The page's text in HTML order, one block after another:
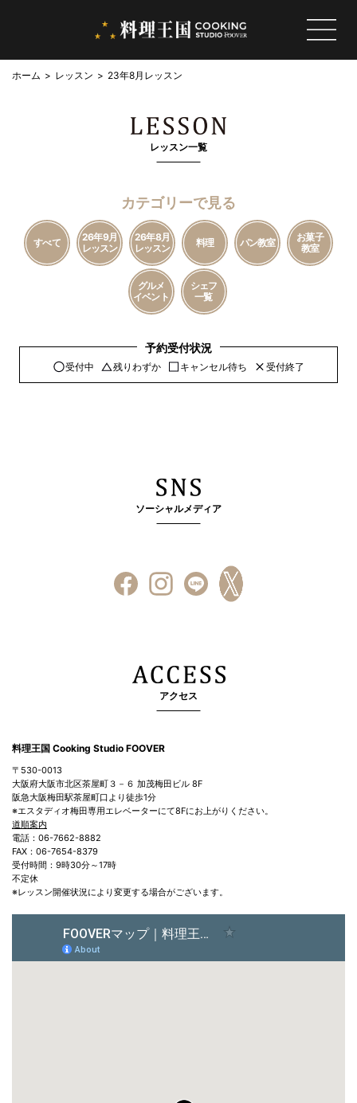
ホーム レッスン 23年8月レッスン
レッスン一覧
カテゴリーで見る
すべて
26年9月
レッスン
26年8月
レッスン
料理 パン教室
お菓子
教室
グルメ
イベント
シェフ
一覧
予約受付状況
受付中 残りわずか キャンセル待ち 受付終了
ソーシャルメディア
アクセス
料理王国 Cooking Studio FOOVER
〒530-0013
大阪府大阪市北区茶屋町３－６ 加茂梅田ビル 8F
阪急大阪梅田駅茶屋町口より徒歩1分
※エスタディオ梅田専用エレベーターにて8Fにお上がりください。
道順案内
電話：06-7662-8882
FAX：06-7654-8379
受付時間：9時30分～17時
不定休
※レッスン開催状況により変更する場合がございます。